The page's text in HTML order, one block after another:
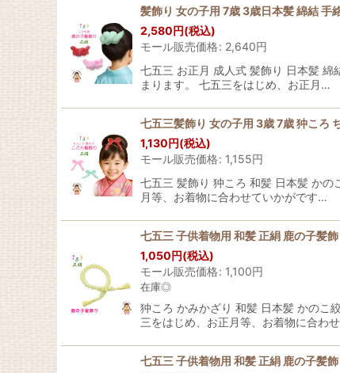
髪飾り 女の子用 7歳 3歳日本髪 綿結 手
2,580円(税込)
モール販売価格: 2,640円
七五三 お正月 成人式 髪飾り 日本髪 綿
まります。 七五三をはじめ、お正月…
七五三髪飾り 女の子用 3歳 7歳 狆ころ
1,130円(税込)
モール販売価格: 1,155円
七五三 髪飾り 狆ころ 和髪 日本髪 かの
月等、お着物に合わせていかがです…
七五三 子供着物用 和髪 正絹 鹿の子髪
1,050円(税込)
モール販売価格: 1,100円
在庫◎
狆ころ かみかざり 和髪 日本髪 かのこ
三をはじめ、お正月等、お着物に合わ
七五三 子供着物用 和髪 正絹 鹿の子髪